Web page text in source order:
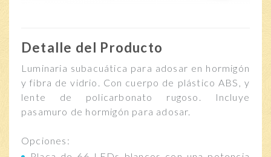
Detalle del Producto
Luminaria subacuática para adosar en hormigón
y fibra de vidrio. Con cuerpo de plástico ABS, y
lente de policarbonato rugoso. Incluye
pasamuro de hormigón para adosar.
Opciones: